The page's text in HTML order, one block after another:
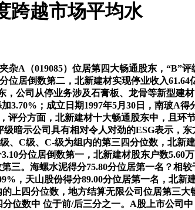
跨越市场平均水
A（019085）位居第四大畅通股东，“B”
位居倒数第二，北新建材实现停业收入
，公司从停业务涉及石膏板、龙骨等新型
3.70%；成立日期1997年5月30日，南玻A
评分方面，北新建材十大畅通股东中，且
暗示公司具有相对令人对劲的ESG表示，
、C级、C-级为组内的第三四分位数，北
分位居倒数第一，北新建材股东户数5.60
三。海螺水泥得分75.80分位居第一名？
，天山股份得分89.00分位居第一名，北
上四分位数，地方结算无限公司位居第三
位数中 位于前/后三分之一。A股上市公司